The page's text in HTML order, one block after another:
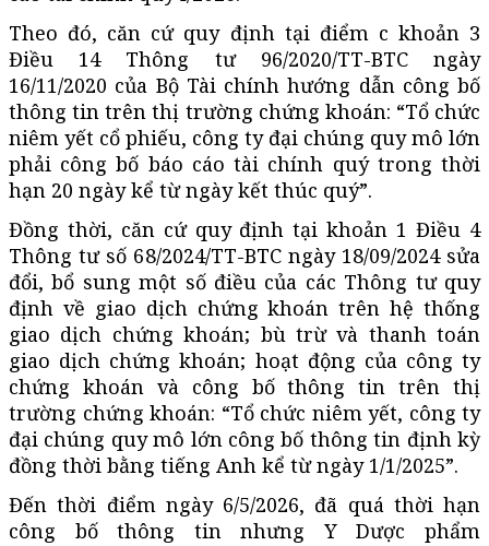
Theo đó, căn cứ quy định tại điểm c khoản 3
Điều 14 Thông tư 96/2020/TT-BTC ngày
16/11/2020 của Bộ Tài chính hướng dẫn công bố
thông tin trên thị trường chứng khoán: “Tổ chức
niêm yết cổ phiếu, công ty đại chúng quy mô lớn
phải công bố báo cáo tài chính quý trong thời
hạn 20 ngày kể từ ngày kết thúc quý”.
Đồng thời, căn cứ quy định tại khoản 1 Điều 4
Thông tư số 68/2024/TT-BTC ngày 18/09/2024 sửa
đổi, bổ sung một số điều của các Thông tư quy
định về giao dịch chứng khoán trên hệ thống
giao dịch chứng khoán; bù trừ và thanh toán
giao dịch chứng khoán; hoạt động của công ty
chứng khoán và công bố thông tin trên thị
trường chứng khoán: “Tổ chức niêm yết, công ty
đại chúng quy mô lớn công bố thông tin định kỳ
đồng thời bằng tiếng Anh kể từ ngày 1/1/2025”.
Đến thời điểm ngày 6/5/2026, đã quá thời hạn
công bố thông tin nhưng Y Dược phẩm